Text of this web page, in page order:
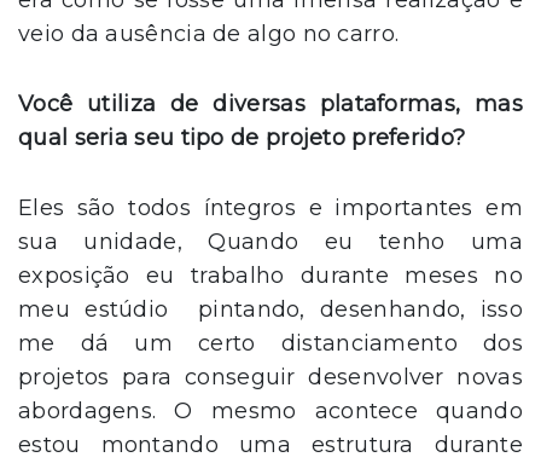
veio da ausência de algo no carro.
Você utiliza de diversas plataformas, mas
qual seria seu tipo de projeto preferido?
Eles são todos íntegros e importantes em
sua unidade, Quando eu tenho uma
exposição eu trabalho durante meses no
meu estúdio pintando, desenhando, isso
me dá um certo distanciamento dos
projetos para conseguir desenvolver novas
abordagens. O mesmo acontece quando
estou montando uma estrutura durante